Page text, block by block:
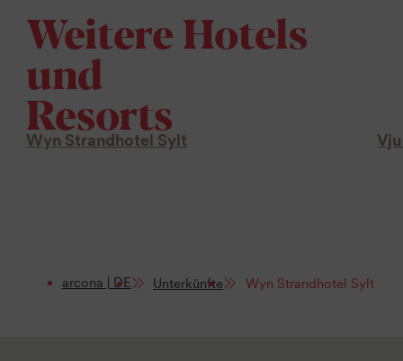
Weitere Hotels
und
Resorts
Wyn Strandhotel Sylt
arcona | DE Unterkünfte Wyn Strandhotel Sylt